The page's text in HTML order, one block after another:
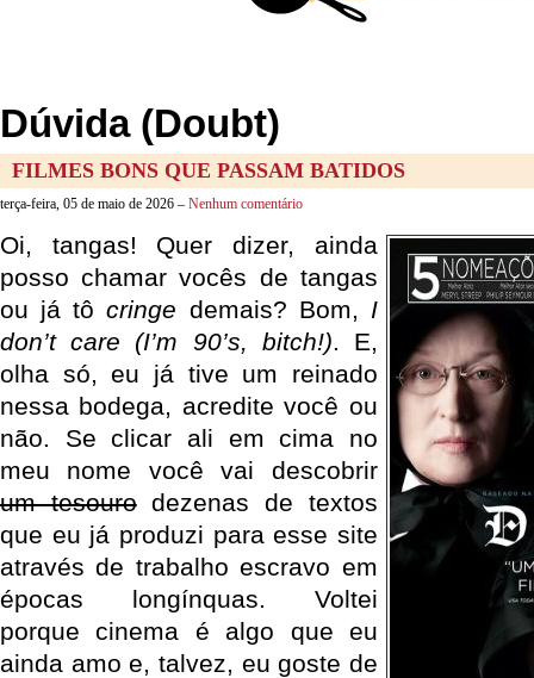
Dúvida (Doubt)
FILMES BONS QUE PASSAM BATIDOS
terça-feira, 05 de maio de 2026 – Nenhum comentário
Oi, tangas! Quer dizer, ainda
posso chamar vocês de tangas
ou já tôcringe demais? Bom, I
don’t care (I’m 90’s, bitch!). E,
olha só, eu já tive um reinado
nessa bodega, acredite você ou
não. Se clicar ali em cima no
meu nome você vai descobrir
um tesourodezenas de textos
que eu já produzi para esse site
através de trabalho escravo em
épocas longínquas. Voltei
porque cinema é algo que eu
ainda amo e, talvez, eu goste de